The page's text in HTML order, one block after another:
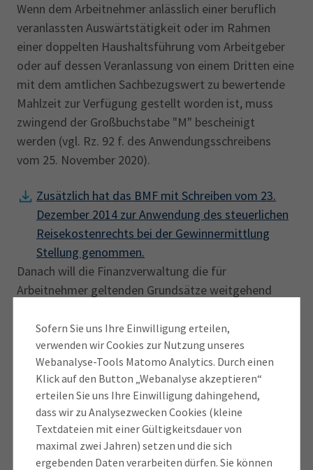
Sofern Sie uns Ihre Einwilligung erteilen,
verwenden wir Cookies zur Nutzung unseres
Webanalyse-Tools Matomo Analytics. Durch einen
Klick auf den Button „Webanalyse akzeptieren“
erteilen Sie uns Ihre Einwilligung dahingehend,
dass wir zu Analysezwecken Cookies (kleine
Textdateien mit einer Gültigkeitsdauer von
maximal zwei Jahren) setzen und die sich
ergebenden Daten verarbeiten dürfen. Sie können
Wenn dem Arbeitnehmer anlässlich einer beruflich
veranlassten Auswärtstätigkeit oder im Rahmen
einer doppelten Haushaltsführung vom Arbeitgeber
oder auf dessen Veranlassung von einem Dritten eine
mit dem amtlichen Sachbezugswert zu bewertende
Mahlzeit zur Verfügung gestellt worden ist, muss
zwingend der Großbuchstabe "M" bescheinigt
werden (vgl. Rz. 92 f. des Anwendungsschreibens
vom 25. November 2020). ‎
Zusätzlich hat das BMF mit Schreiben vom 23.
Dezember 2014 zur Anwendung des steuerlichen
‎Reisekostenrechts bei der ‎Gewinnermittlung
Stellung genommen.
Danach will die Finanzverwaltung die für
Arbeitnehmer geltenden Grundsätze weitgehend
mehreren Betriebsstätten des Unternehmers dessen
sog. erste Betriebsstätte anhand quantitativer
Merkmale bestimmt werden. Der Begriff entspricht
insofern dem der ersten Tätigkeitsstätte bei
Arbeitnehmern. Außerdem seien die lohnsteuerlichen
Regelungen zu den einzelnen Reisekosten sowie zu
den Mehraufwendungen bei doppelter
Haushaltsführung ‎bei der ‎Gewinnermittlung